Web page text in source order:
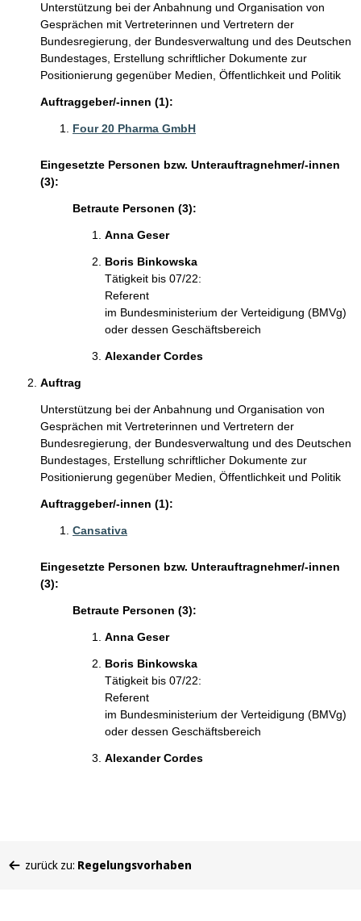
Unterstützung bei der Anbahnung und Organisation von
Gesprächen mit Vertreterinnen und Vertretern der
Bundesregierung, der Bundesverwaltung und des Deutschen
Bundestages, Erstellung schriftlicher Dokumente zur
Positionierung gegenüber Medien, Öffentlichkeit und Politik
Auftraggeber/-innen (1):
Four 20 Pharma GmbH
Eingesetzte Personen bzw. Unterauftragnehmer/-innen
(3):
Betraute Personen (3):
Anna Geser
Boris Binkowska
Tätigkeit bis 07/22:
Referent
im Bundesministerium der Verteidigung (BMVg)
oder dessen Geschäftsbereich
Alexander Cordes
Auftrag
Unterstützung bei der Anbahnung und Organisation von
Gesprächen mit Vertreterinnen und Vertretern der
Bundesregierung, der Bundesverwaltung und des Deutschen
Bundestages, Erstellung schriftlicher Dokumente zur
Positionierung gegenüber Medien, Öffentlichkeit und Politik
Auftraggeber/-innen (1):
Cansativa
Eingesetzte Personen bzw. Unterauftragnehmer/-innen
(3):
Betraute Personen (3):
Anna Geser
Boris Binkowska
Tätigkeit bis 07/22:
Referent
im Bundesministerium der Verteidigung (BMVg)
oder dessen Geschäftsbereich
Alexander Cordes
befinden
zurück zu: Regelungsvorhaben